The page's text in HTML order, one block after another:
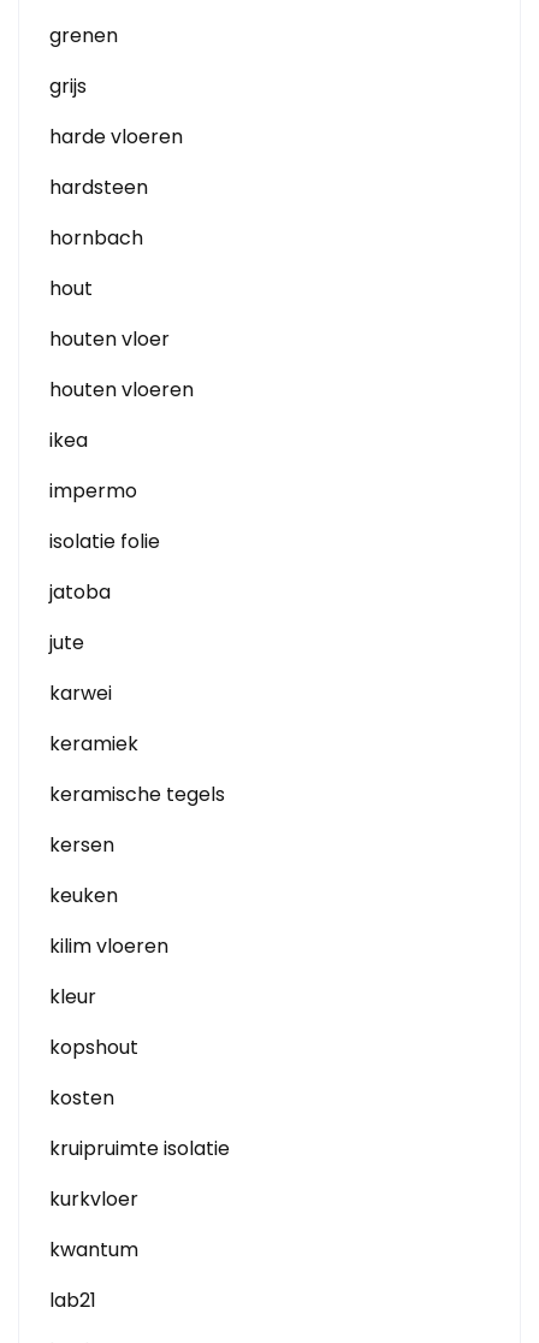
grenen
grijs
harde vloeren
hardsteen
hornbach
hout
houten vloer
houten vloeren
ikea
impermo
isolatie folie
jatoba
jute
karwei
keramiek
keramische tegels
kersen
keuken
kilim vloeren
kleur
kopshout
kosten
kruipruimte isolatie
kurkvloer
kwantum
lab21